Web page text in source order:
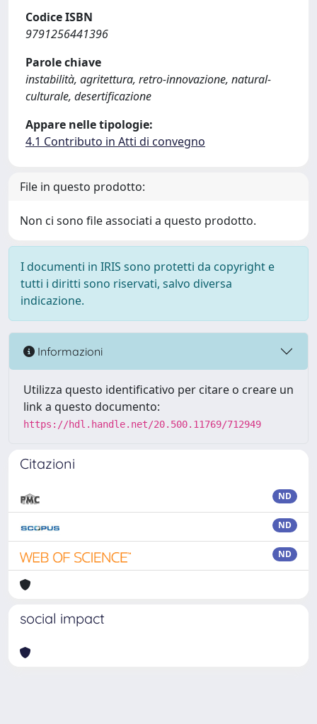
Codice ISBN
9791256441396
Parole chiave
instabilità, agritettura, retro-innovazione, natural-
culturale, desertificazione
Appare nelle tipologie:
4.1 Contributo in Atti di convegno
File in questo prodotto:
Non ci sono file associati a questo prodotto.
I documenti in IRIS sono protetti da copyright e
tutti i diritti sono riservati, salvo diversa
indicazione.
Informazioni
Utilizza questo identificativo per citare o creare un
link a questo documento:
https://hdl.handle.net/20.500.11769/712949
Citazioni
ND
ND
ND
social impact